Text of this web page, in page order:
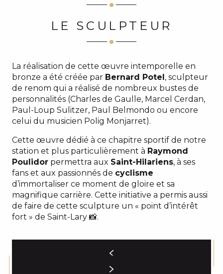
LE SCULPTEUR
La réalisation de cette œuvre intemporelle en
bronze a été créée par Bernard Potel, sculpteur
de renom qui a réalisé de nombreux bustes de
personnalités (Charles de Gaulle, Marcel Cerdan,
Paul-Loup Sulitzer, Paul Belmondo ou encore
celui du musicien Polig Monjarret).
Cette œuvre dédié à ce chapitre sportif de notre
station et plus particulièrement à Raymond
Poulidor permettra aux Saint-Hilariens, à ses
fans et aux passionnés de cyclisme
d’immortaliser ce moment de gloire et sa
magnifique carrière. Cette initiative a permis aussi
de faire de cette sculpture un « point d’intérêt
fort » de Saint-Lary 📸.